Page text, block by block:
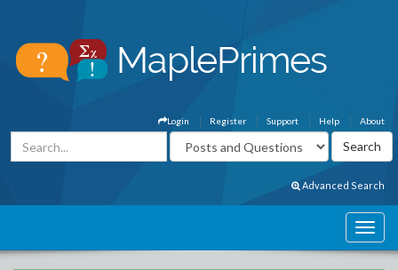
About
Help
Support
Register
Login
Advanced Search